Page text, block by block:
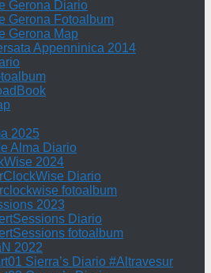
Gerona Diario
Gerona Fotoalbum
Gerona Map
Appenninica 2014
2025
Alma Diario
2024
Diario
fotoalbum
2023
Diario
fotoalbum
2022
Sierra’s Diario #Altravesur